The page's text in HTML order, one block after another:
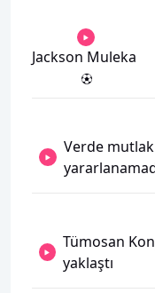
Jackson Muleka
Verde
Tümosan
yaklaştı